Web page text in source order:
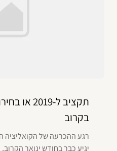
בקרוב
רגע ההכרעה של הקואליציה
יגיע כבר בחודש ינואר